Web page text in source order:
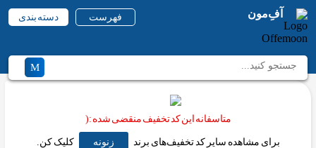
آفِ‌مون فهرست دسته بندی
متاسفانه این کد تخفیف منقضی شده :(
برای مشاهده سایر کد تخفیف‌های برند زنونه کلیک کن.